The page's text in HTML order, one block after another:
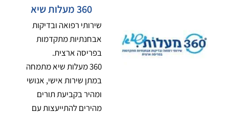
360 מעלות שיא
שירותי רפואה ובדיקות
אבחנתיות מתקדמות
בפריסה ארצית.
360 מעלות שיא מתמחה
במתן שירות אישי, אנושי
ומהיר בקביעת תורים
מהירים להתייעצות עם